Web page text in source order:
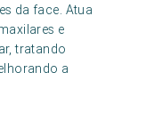
da face. Atua
e
tratando
a